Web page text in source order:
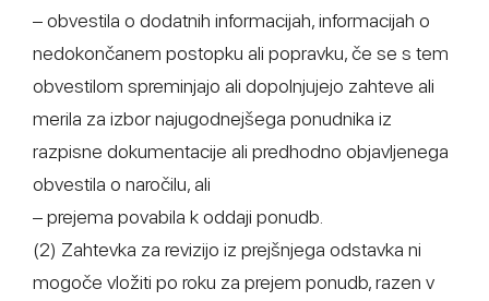
– obvestila o dodatnih informacijah, informacijah o
nedokončanem postopku ali popravku, če se s tem
obvestilom spreminjajo ali dopolnjujejo zahteve ali
merila za izbor najugodnejšega ponudnika iz
razpisne dokumentacije ali predhodno objavljenega
obvestila o naročilu, ali
– prejema povabila k oddaji ponudb.
(2) Zahtevka za revizijo iz prejšnjega odstavka ni
mogoče vložiti po roku za prejem ponudb, razen v